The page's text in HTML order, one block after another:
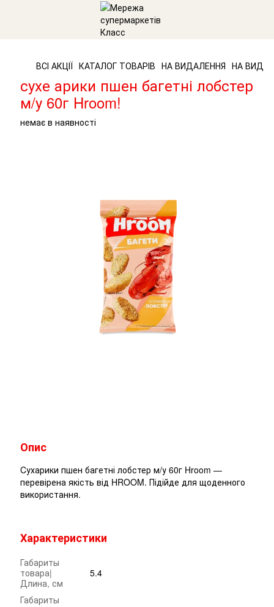
ВСІ АКЦІЇ КАТАЛОГ ТОВАРІВ НА ВИДАЛЕННЯ НА
сухе арики пшен багетні лобстер
м/у 60г Hroom!
немає в наявності
Опис
Cухарики пшен багетні лобстер м/у 60г Hroom —
перевірена якість від HROOM. Підійде для щоденного
використання.
Характеристики
Габариты
товара|
Длина, см
5.4
Габариты